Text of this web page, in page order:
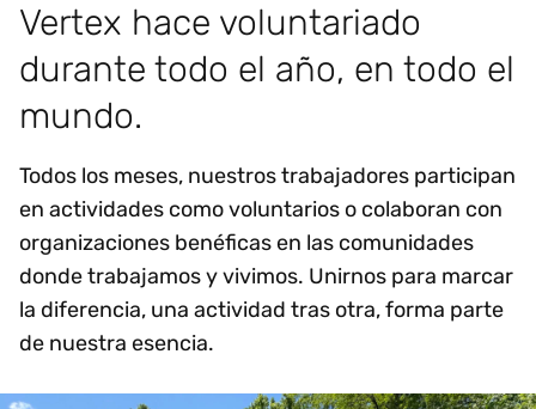
Vertex hace voluntariado
durante todo el año, en todo el
mundo.
Todos los meses, nuestros trabajadores participan
en actividades como voluntarios o colaboran con
organizaciones benéficas en las comunidades
donde trabajamos y vivimos. Unirnos para marcar
la diferencia, una actividad tras otra, forma parte
de nuestra esencia.